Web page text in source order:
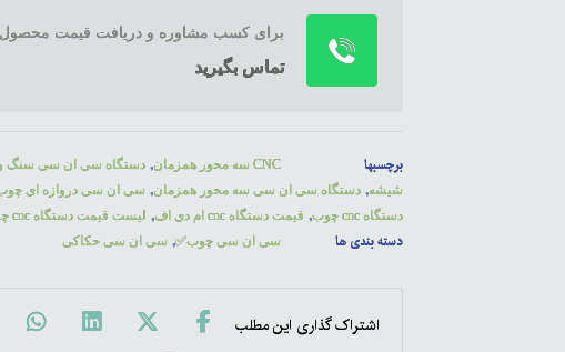
برای کسب مشاوره و دریافت قیمت محصول
تماس بگیرید
برچسبها CNC سه محور همزمان , دستگاه سی ان سی سنگ
شیشه, دستگاه سی ان سی سه محور همزمان, سی ان سی دروازه ای
دستگاه cnc چوب
, قیمت دستگاه cnc ام دی اف , لیست قیمت دستگاه cnc چوب
دسته بندی ها سی ان سی چوب✅, سی ان سی حکاکی